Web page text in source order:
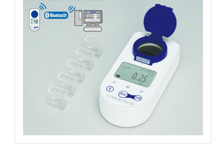
過マンガン酸カリウム消費量
TOC
マグネシウム